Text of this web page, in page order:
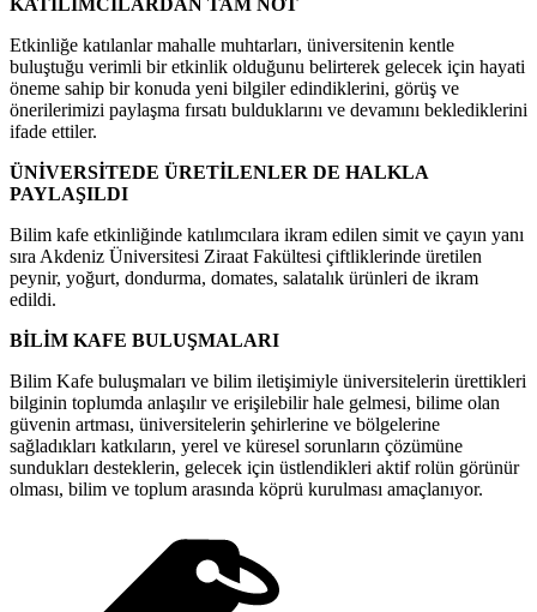
Etkinliğe katılanlar mahalle muhtarları, üniversitenin kentle
buluştuğu verimli bir etkinlik olduğunu belirterek gelecek için hayati
öneme sahip bir konuda yeni bilgiler edindiklerini, görüş ve
önerilerimizi paylaşma fırsatı bulduklarını ve devamını beklediklerini
ifade ettiler.
ÜNİVERSİTEDE ÜRETİLENLER DE HALKLA
PAYLAŞILDI
Bilim kafe etkinliğinde katılımcılara ikram edilen simit ve çayın yanı
sıra Akdeniz Üniversitesi Ziraat Fakültesi çiftliklerinde üretilen
peynir, yoğurt, dondurma, domates, salatalık ürünleri de ikram
edildi.
BİLİM KAFE BULUŞMALARI
Bilim Kafe buluşmaları ve bilim iletişimiyle üniversitelerin ürettikleri
bilginin toplumda anlaşılır ve erişilebilir hale gelmesi, bilime olan
güvenin artması, üniversitelerin şehirlerine ve bölgelerine
sağladıkları katkıların, yerel ve küresel sorunların çözümüne
sundukları desteklerin, gelecek için üstlendikleri aktif rolün görünür
olması, bilim ve toplum arasında köprü kurulması amaçlanıyor.